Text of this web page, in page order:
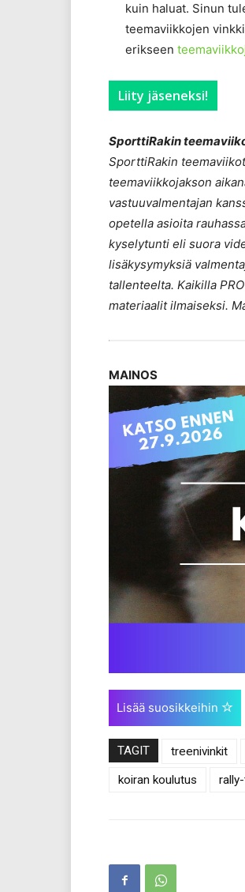
kuin haluat. Sinun
teemaviikkojen
erikseen
Liity jäseneksi!
SporttiRakin
SporttiRakin
teemaviikkojakson
vastuuvalmentajan
opetella asioita
kyselytunti eli suora
lisäkysymyksiä
tallenteelta. Kaikilla
materiaalit ilmaiseksi.
MAINOS
Lisää suosikkeihin
TAGIT treenivinkit
koiran koulutus